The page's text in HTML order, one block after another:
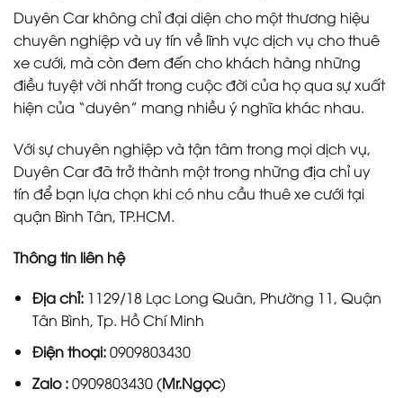
Duyên Car không chỉ đại diện cho một thương hiệu
chuyên nghiệp và uy tín về lĩnh vực dịch vụ cho thuê
xe cưới, mà còn đem đến cho khách hàng những
điều tuyệt vời nhất trong cuộc đời của họ qua sự xuất
hiện của “duyên” mang nhiều ý nghĩa khác nhau.
Với sự chuyên nghiệp và tận tâm trong mọi dịch vụ,
Duyên Car đã trở thành một trong những địa chỉ uy
tín để bạn lựa chọn khi có nhu cầu thuê xe cưới tại
quận Bình Tân, TP.HCM.
Thông tin liên hệ
Địa chỉ: 1129/18 Lạc Long Quân, Phường 11, Quận
Tân Bình, Tp. Hồ Chí Minh
Điện thoại:0909803430
Zalo :0909803430 (Mr.Ngọc)